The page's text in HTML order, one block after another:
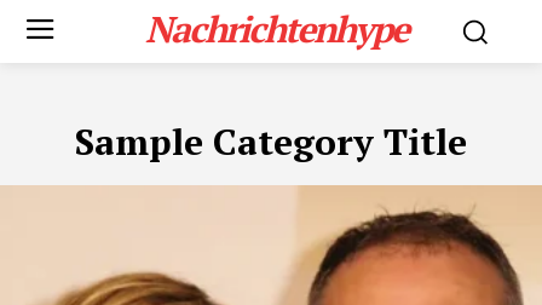
Nachrichtenhype
Sample Category Title